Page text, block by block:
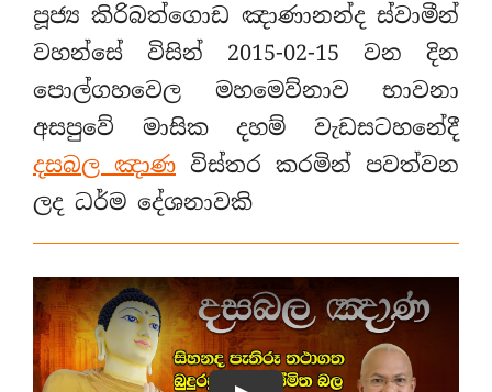
පූජ්‍ය කිරිබත්ගොඩ ඤාණානන්ද ස්වාමීන්
වහන්සේ විසින් 2015-02-15 වන දින
පොල්ගහවෙල මහමෙව්නාව භාවනා
අසපුවේ මාසික දහම් වැඩසටහනේදී
දසබල ඤාණ විස්තර කරමින් පවත්වන
ලද ධර්ම දේශනාවකි